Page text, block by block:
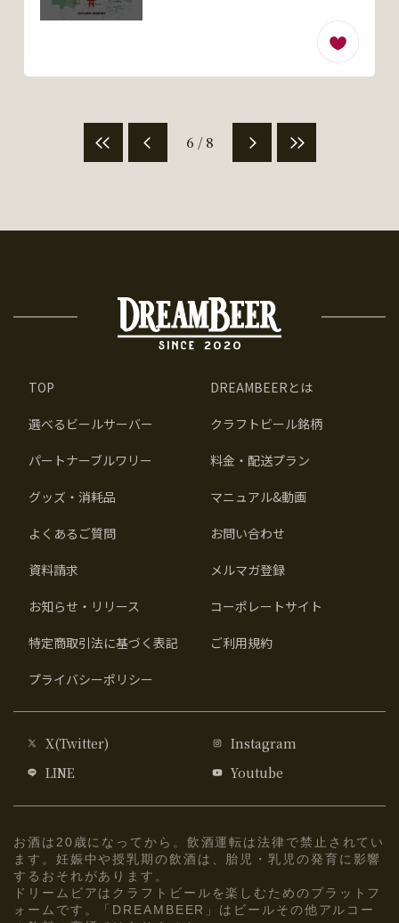
6 / 8
TOP DREAMBEERとは
選べるビールサーバー クラフトビール銘柄
パートナーブルワリー 料金・配送プラン
グッズ・消耗品 マニュアル&動画
よくあるご質問 お問い合わせ
資料請求 メルマガ登録
お知らせ・リリース コーポレートサイト
特定商取引法に基づく表記 ご利用規約
プライバシーポリシー
X(Twitter)
Instagram
LINE
Youtube
お酒は20歳になってから。飲酒運転は法律で禁止されてい
ます。妊娠中や授乳期の飲酒は、胎児・乳児の発育に影響
するおそれがあります。
ドリームビアはクラフトビールを楽しむためのプラットフ
ォームです。「DREAMBEER」はビールその他アルコー